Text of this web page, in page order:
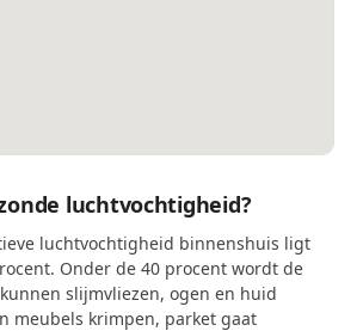
luchtvochtigheid?
luchtvochtigheid binnenshuis ligt
Onder de 40 procent wordt de
slijmvliezen, ogen en huid
meubels krimpen, parket gaat